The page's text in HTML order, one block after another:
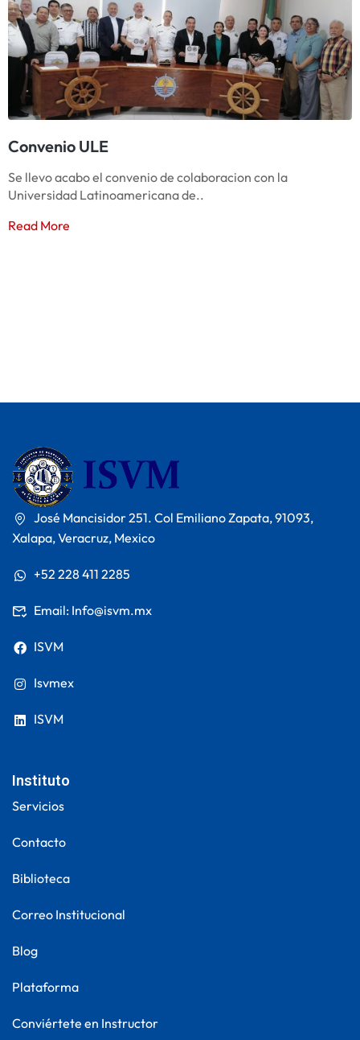
Convenio ULE
Se llevo acabo el convenio de colaboracion con la
Universidad Latinoamericana de..
Read More
José Mancisidor 251. Col Emiliano Zapata, 91093,
Xalapa, Veracruz, Mexico
+52 228 411 2285
Email: Info@isvm.mx
ISVM
Isvmex
ISVM
Instituto
Servicios
Contacto
Biblioteca
Correo Institucional
Blog
Plataforma
Conviértete en Instructor